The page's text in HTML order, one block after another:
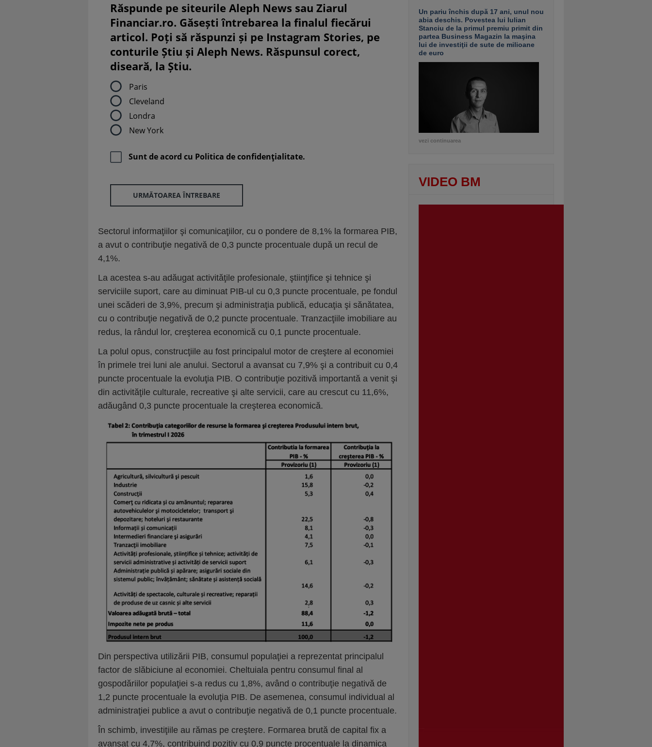
Răspunde pe siteurile Aleph News sau Ziarul
Financiar.ro. Găsești întrebarea la finalul fiecărui
articol. Poți să răspunzi și pe Instagram Stories, pe
conturile Știu și Aleph News. Răspunsul corect,
diseară, la Știu.
Paris
Cleveland
Londra
New York
Sunt de acord cu Politica de confidenţialitate.
URMĂTOAREA ÎNTREBARE
Sectorul informaţiilor şi comunicaţiilor, cu o pondere de 8,1% la formarea PIB,
a avut o contribuţie negativă de 0,3 puncte procentuale după un recul de
4,1%.
La acestea s-au adăugat activităţile profesionale, ştiinţifice şi tehnice şi
serviciile suport, care au diminuat PIB-ul cu 0,3 puncte procentuale, pe fondul
unei scăderi de 3,9%, precum şi administraţia publică, educaţia şi sănătatea,
cu o contribuţie negativă de 0,2 puncte procentuale. Tranzacţiile imobiliare au
redus, la rândul lor, creşterea economică cu 0,1 puncte procentuale.
La polul opus, construcţiile au fost principalul motor de creştere al economiei
în primele trei luni ale anului. Sectorul a avansat cu 7,9% şi a contribuit cu 0,4
puncte procentuale la evoluţia PIB. O contribuţie pozitivă importantă a venit şi
din activităţile culturale, recreative şi alte servicii, care au crescut cu 11,6%,
adăugând 0,3 puncte procentuale la creşterea economică.
Din perspectiva utilizării PIB, consumul populaţiei a reprezentat principalul
factor de slăbiciune al economiei. Cheltuiala pentru consumul final al
gospodăriilor populaţiei s-a redus cu 1,8%, având o contribuţie negativă de
1,2 puncte procentuale la evoluţia PIB. De asemenea, consumul individual al
administraţiei publice a avut o contribuţie negativă de 0,1 puncte procentuale.
În schimb, investiţiile au rămas pe creştere. Formarea brută de capital fix a
avansat cu 4,7%, contribuind pozitiv cu 0,9 puncte procentuale la dinamica
Un pariu închis după 17 ani, unul nou
abia deschis. Povestea lui Iulian
Stanciu de la primul premiu primit din
partea Business Magazin la maşina
lui de investiţii de sute de milioane
de euro
vezi continuarea
VIDEO BM